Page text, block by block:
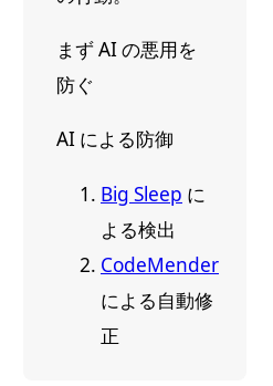
まず AI の悪用を
防ぐ
AI による防御
Big Sleep に
よる検出
CodeMender
による自動修
正